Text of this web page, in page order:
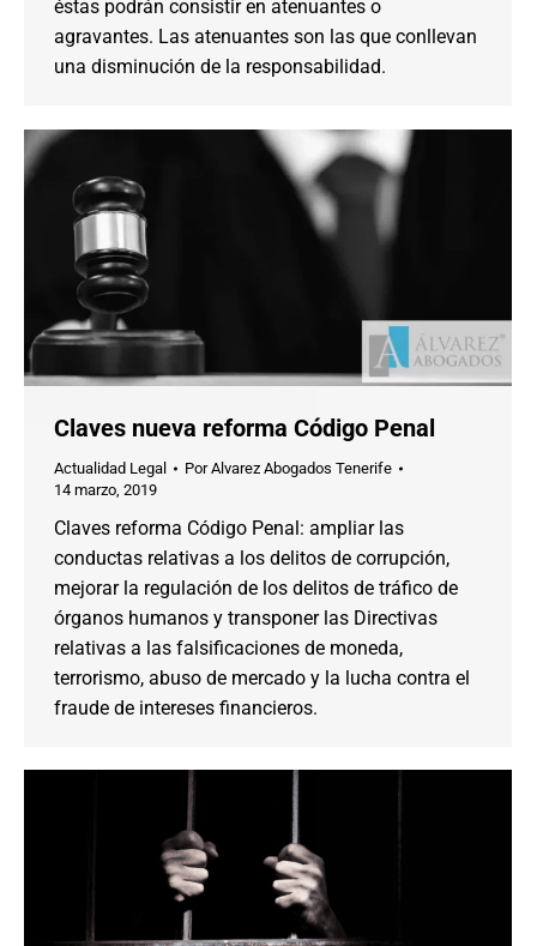
éstas podrán consistir en atenuantes o
agravantes. Las atenuantes son las que conllevan
una disminución de la responsabilidad.
Claves nueva reforma Código Penal
Actualidad Legal PorAlvarez Abogados Tenerife
14 marzo, 2019
Claves reforma Código Penal: ampliar las
conductas relativas a los delitos de corrupción,
mejorar la regulación de los delitos de tráfico de
órganos humanos y transponer las Directivas
relativas a las falsificaciones de moneda,
terrorismo, abuso de mercado y la lucha contra el
fraude de intereses financieros.